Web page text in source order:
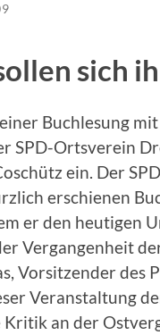
sich
Buchlesung
SPD-Ortsverein
ein. Der
erschienen
er den heutigen
Vergangenheit
Vorsitzender des
Veranstaltung
Kritik an der